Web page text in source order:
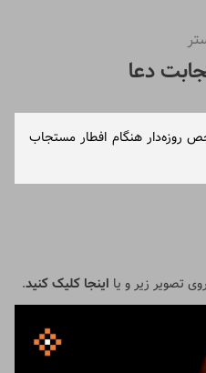
بر پیکر امام شهید انقلاب اسلامی ایران
آقای شهید ایران
دعا
روزه‌دار هنگام افطار مستجاب
تصویر زیر و یا اینجا کلیک کنید.